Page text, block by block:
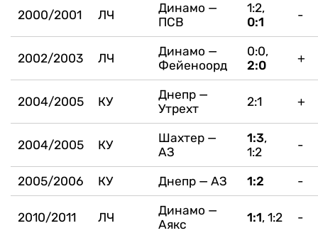
2000/2001 ЛЧ
Динамо —
ПСВ
1:2,
0:1
-
2002/2003 ЛЧ
Динамо —
Фейеноорд
0:0,
2:0
+
2004/2005 КУ
Днепр —
Утрехт
2:1 +
2004/2005 КУ
Шахтер —
АЗ
1:3,
1:2
-
2005/2006 КУ Днепр — АЗ 1:2 -
2010/2011 ЛЧ
Динамо —
Аякс
1:1, 1:2 -